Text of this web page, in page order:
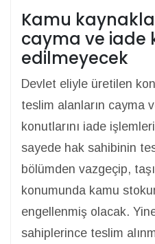
Kamu
cayma ve iade
edilmeyecek
Devlet eliyle üretilen
teslim alanların cayma
konutlarını iade
sayede hak sahibinin
bölümden vazgeçip,
konumunda kamu
engellenmiş olacak.
sahiplerince teslim